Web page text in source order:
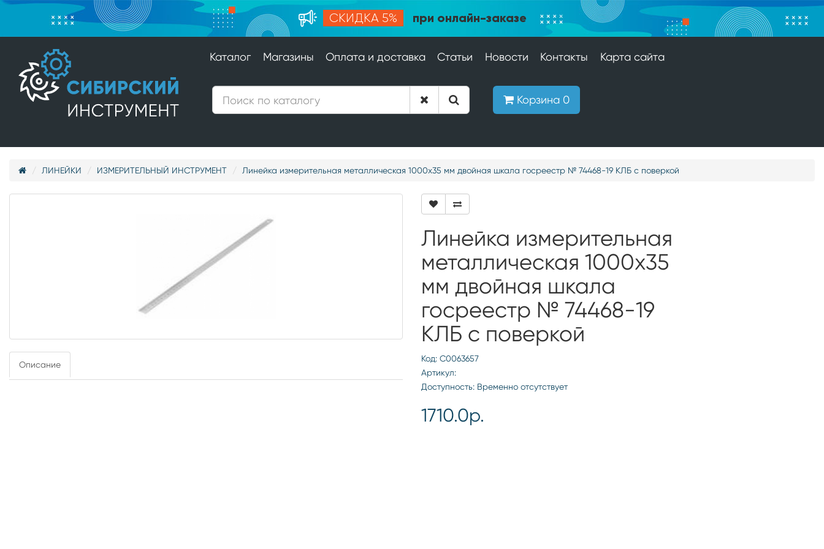
СКИДКА 5% при онлайн-заказе
Каталог Магазины Оплата и доставка Статьи Новости Контакты Карта сайта
Корзина 0
ЛИНЕЙКИ ИЗМЕРИТЕЛЬНЫЙ ИНСТРУМЕНТ Линейка измерительная металлическая 1000х35 мм двойная шкала госреестр № 74468-19 КЛБ с поверкой
Описание
Линейка измерительная
металлическая 1000х35
мм двойная шкала
госреестр № 74468-19
КЛБ с поверкой
Код: С0063657
Артикул:
Доступность: Временно отсутствует
1710.0р.